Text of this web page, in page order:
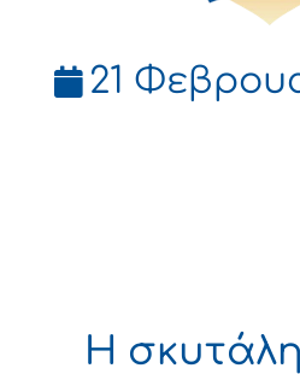
21
Η